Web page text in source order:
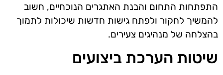
התפתחות התחום והבנת האתגרים הנוכחיים, חשוב
להמשיך לחקור ולפתח גישות חדשות שיכולות לתמוך
בהצלחה של מנהיגים צעירים.
שיטות הערכת ביצועים